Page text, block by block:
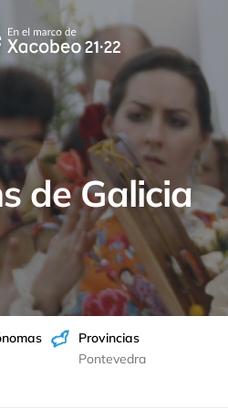
los gustos por
tradicional
de Galicia
Provincias
Pontevedra